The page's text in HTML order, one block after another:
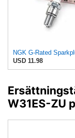
USD 11.98
W31ES-ZU